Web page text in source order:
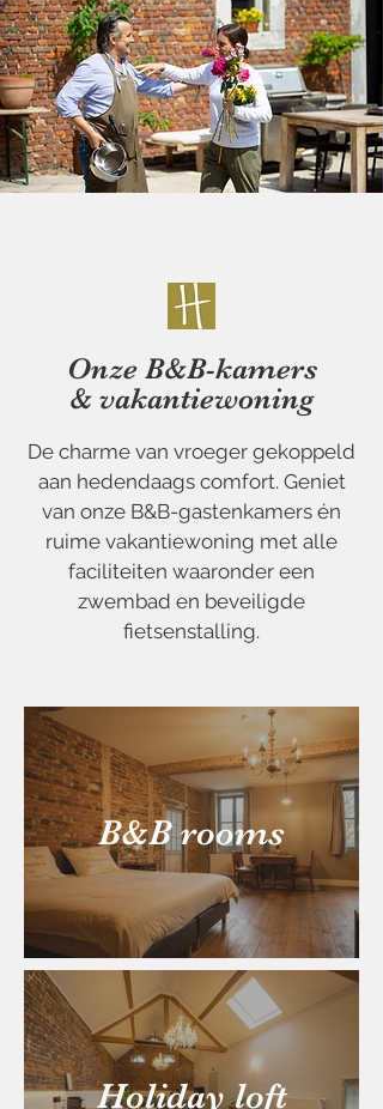
Onze B&B-kamers
& vakantiewoning
De charme van vroeger gekoppeld
aan hedendaags comfort. Geniet
van onze B&B-gastenkamers én
ruime vakantiewoning met alle
faciliteiten waaronder een
zwembad en beveiligde
fietsenstalling.
B&B rooms
Holiday loft